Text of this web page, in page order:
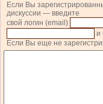
Если Вы
дискуссии — введите
свой логин (email)
и
Если Вы еще не